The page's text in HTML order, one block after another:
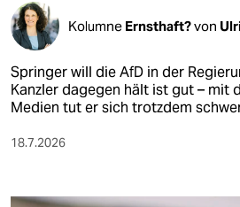
Kolumne Ernsthaft?von
Springer will die AfD in der
Kanzler dagegen hält ist gut – mit
Medien tut er sich trotzdem
18.7.2026